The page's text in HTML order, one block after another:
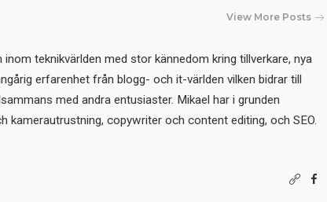
View More Posts
inom teknikvärlden med stor kännedom kring tillverkare, nya
erfarenhet från blogg- och it-världen vilken bidrar till
med andra entusiaster. Mikael har i grunden
kamerautrustning, copywriter och content editing, och SEO.